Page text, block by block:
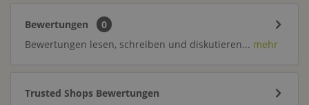
Bewertungen
0
Bewertungen lesen, schreiben und diskutieren... mehr
Trusted Shops Bewertungen